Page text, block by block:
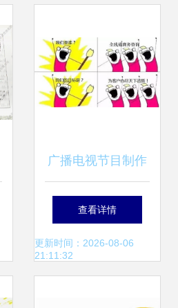
区项目建设纪实
广播电视节目制作
经营许可证办理全
指南
查看详情
更新时间：2026-08-06
21:11:32